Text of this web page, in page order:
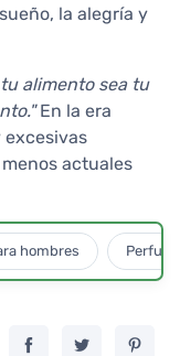
la alegría y
tu alimento sea tu
En la era
excesivas
actuales
hombres